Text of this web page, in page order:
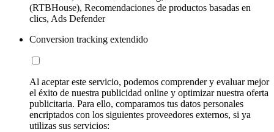
(RTBHouse), Recomendaciones de productos basadas en
clics, Ads Defender
Conversion tracking extendido
Al aceptar este servicio, podemos comprender y evaluar mejor
el éxito de nuestra publicidad online y optimizar nuestra oferta
publicitaria. Para ello, comparamos tus datos personales
encriptados con los siguientes proveedores externos, si ya
utilizas sus servicios: